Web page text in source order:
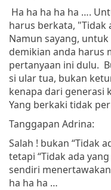
Ha ha ha ha ha ….
harus berkata, "Tidak
Namun sayang,
demikian anda harus
pertanyaan ini dulu.
si ular tua, bukan
kenapa dari generasi
Yang berkaki tidak
Tanggapan Adrina:
Salah ! bukan “Tidak
tetapi “Tidak ada
sendiri
ha ha ha …